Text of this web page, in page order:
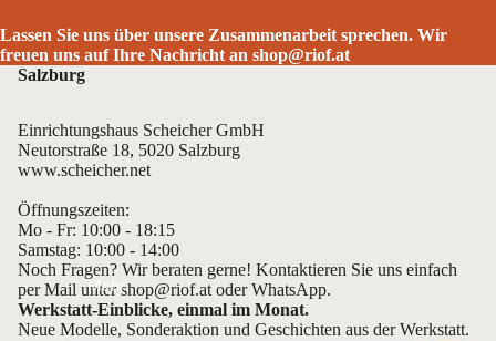
Mehr
Lassen Sie uns über unsere Zusammenarbeit sprechen. Wir
freuen uns auf Ihre Nachricht an shop@riof.at
Salzburg
Einrichtungshaus Scheicher GmbH
Neutorstraße 18, 5020 Salzburg
www.scheicher.net
Öffnungszeiten:
Mo - Fr: 10:00 - 18:15
Samstag: 10:00 - 14:00
Noch Fragen? Wir beraten gerne! Kontaktieren Sie uns einfach
per Mail untershop@riof.at oderWhatsApp.
Werkstatt-Einblicke, einmal im Monat.
Neue Modelle, Sonderaktion und Geschichten aus der Werkstatt.
Datenschutzerklärung
Kontaktinformationen
AGB
Versand